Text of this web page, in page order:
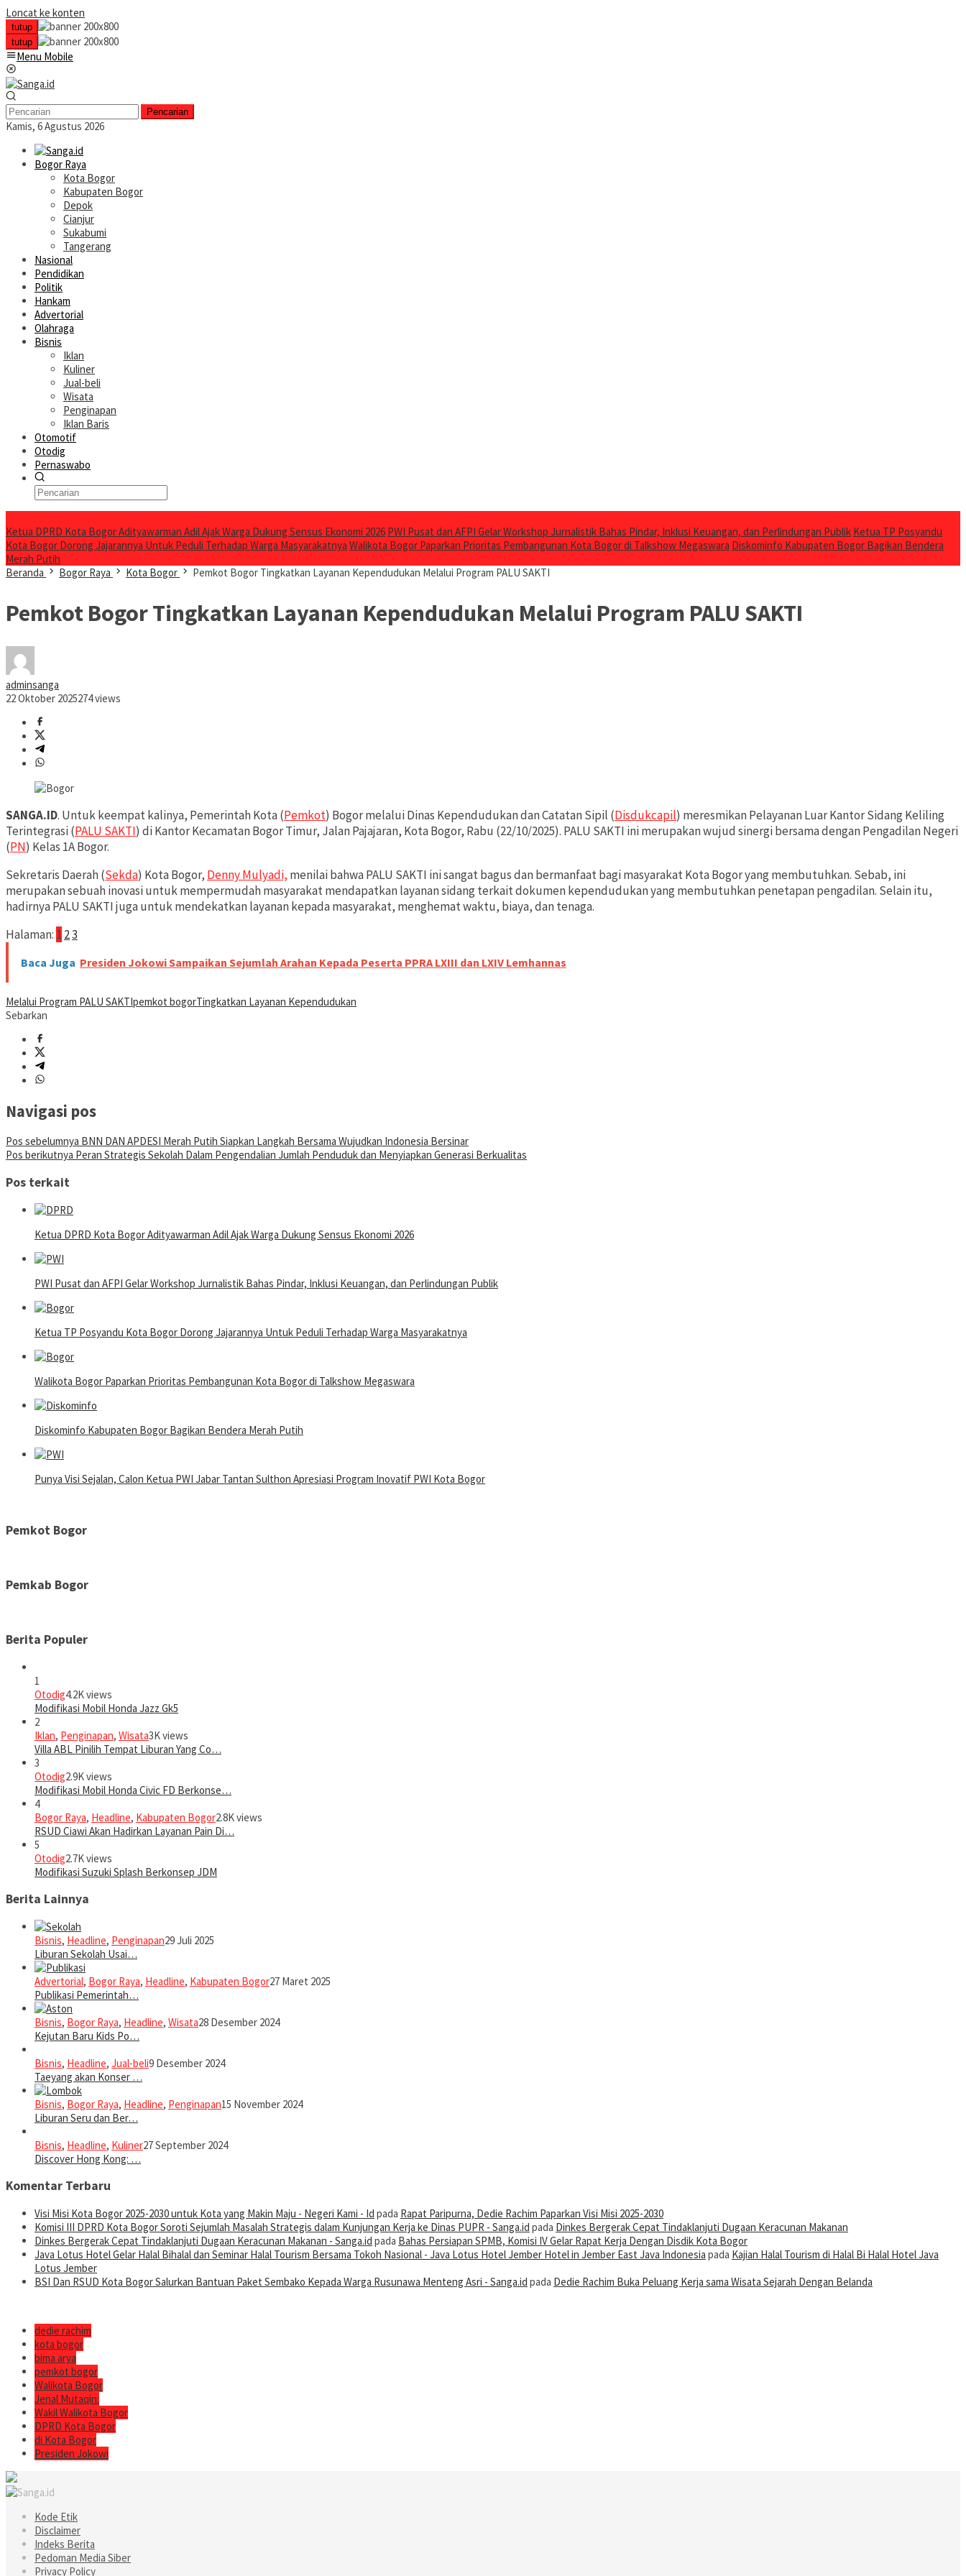
Loncat ke konten
tutup
tutup
Menu Mobile
Pencarian
Kamis, 6 Agustus 2026
Bogor Raya
Kota Bogor
Kabupaten Bogor
Depok
Cianjur
Sukabumi
Tangerang
Nasional
Pendidikan
Politik
Hankam
Advertorial
Olahraga
Bisnis
Iklan
Kuliner
Jual-beli
Wisata
Penginapan
Iklan Baris
Otomotif
Otodig
Pernaswabo
Ketua DPRD Kota Bogor Adityawarman Adil Ajak Warga Dukung Sensus Ekonomi 2026 PWI Pusat dan AFPI Gelar Workshop Jurnalistik Bahas Pindar, Inklusi Keuangan, dan Perlindungan Publik Ketua TP Posyandu
Kota Bogor Dorong Jajarannya Untuk Peduli Terhadap Warga Masyarakatnya Walikota Bogor Paparkan Prioritas Pembangunan Kota Bogor di Talkshow Megaswara Diskominfo Kabupaten Bogor Bagikan Bendera
Merah Putih
Beranda
Bogor Raya Kota Bogor Pemkot Bogor Tingkatkan Layanan Kependudukan Melalui Program PALU SAKTI
Pemkot Bogor Tingkatkan Layanan Kependudukan Melalui Program PALU SAKTI
adminsanga
22 Oktober 2025274 views
SANGA.ID. Untuk keempat kalinya, Pemerintah Kota (Pemkot) Bogor melalui Dinas Kependudukan dan Catatan Sipil (Disdukcapil) meresmikan Pelayanan Luar Kantor Sidang Keliling
Terintegrasi (PALU SAKTI) di Kantor Kecamatan Bogor Timur, Jalan Pajajaran, Kota Bogor, Rabu (22/10/2025). PALU SAKTI ini merupakan wujud sinergi bersama dengan Pengadilan Negeri
(PN) Kelas 1A Bogor.
Sekretaris Daerah (Sekda) Kota Bogor, Denny Mulyadi, menilai bahwa PALU SAKTI ini sangat bagus dan bermanfaat bagi masyarakat Kota Bogor yang membutuhkan. Sebab, ini
merupakan sebuah inovasi untuk mempermudah masyarakat mendapatkan layanan sidang terkait dokumen kependudukan yang membutuhkan penetapan pengadilan. Selain itu,
hadirnya PALU SAKTI juga untuk mendekatkan layanan kepada masyarakat, menghemat waktu, biaya, dan tenaga.
Halaman: 1 23
Baca Juga Presiden Jokowi Sampaikan Sejumlah Arahan Kepada Peserta PPRA LXIII dan LXIV Lemhannas
Melalui Program PALU SAKTIpemkot bogorTingkatkan Layanan Kependudukan
Sebarkan
Navigasi pos
Pos sebelumnya BNN DAN APDESI Merah Putih Siapkan Langkah Bersama Wujudkan Indonesia Bersinar
Pos berikutnya Peran Strategis Sekolah Dalam Pengendalian Jumlah Penduduk dan Menyiapkan Generasi Berkualitas
Pos terkait
Ketua DPRD Kota Bogor Adityawarman Adil Ajak Warga Dukung Sensus Ekonomi 2026
PWI Pusat dan AFPI Gelar Workshop Jurnalistik Bahas Pindar, Inklusi Keuangan, dan Perlindungan Publik
Ketua TP Posyandu Kota Bogor Dorong Jajarannya Untuk Peduli Terhadap Warga Masyarakatnya
Walikota Bogor Paparkan Prioritas Pembangunan Kota Bogor di Talkshow Megaswara
Diskominfo Kabupaten Bogor Bagikan Bendera Merah Putih
Punya Visi Sejalan, Calon Ketua PWI Jabar Tantan Sulthon Apresiasi Program Inovatif PWI Kota Bogor
Pemkot Bogor
Pemkab Bogor
Berita Populer
1
Otodig4.2K views
Modifikasi Mobil Honda Jazz Gk5
2
Iklan, Penginapan, Wisata3K views
Villa ABL Pinilih Tempat Liburan Yang Co…
3
Otodig2.9K views
Modifikasi Mobil Honda Civic FD Berkonse…
4
Bogor Raya, Headline, Kabupaten Bogor2.8K views
RSUD Ciawi Akan Hadirkan Layanan Pain Di…
5
Otodig2.7K views
Modifikasi Suzuki Splash Berkonsep JDM
Berita Lainnya
Bisnis, Headline, Penginapan29 Juli 2025
Liburan Sekolah Usai…
Advertorial, Bogor Raya, Headline, Kabupaten Bogor27 Maret 2025
Publikasi Pemerintah…
Bisnis, Bogor Raya, Headline, Wisata28 Desember 2024
Kejutan Baru Kids Po…
Bisnis, Headline, Jual-beli9 Desember 2024
Taeyang akan Konser …
Bisnis, Bogor Raya, Headline, Penginapan15 November 2024
Liburan Seru dan Ber…
Bisnis, Headline, Kuliner27 September 2024
Discover Hong Kong: …
Komentar Terbaru
Visi Misi Kota Bogor 2025-2030 untuk Kota yang Makin Maju - Negeri Kami - Id pada Rapat Paripurna, Dedie Rachim Paparkan Visi Misi 2025-2030
Komisi III DPRD Kota Bogor Soroti Sejumlah Masalah Strategis dalam Kunjungan Kerja ke Dinas PUPR - Sanga.id pada Dinkes Bergerak Cepat Tindaklanjuti Dugaan Keracunan Makanan
Dinkes Bergerak Cepat Tindaklanjuti Dugaan Keracunan Makanan - Sanga.id pada Bahas Persiapan SPMB, Komisi IV Gelar Rapat Kerja Dengan Disdik Kota Bogor
Java Lotus Hotel Gelar Halal Bihalal dan Seminar Halal Tourism Bersama Tokoh Nasional - Java Lotus Hotel Jember Hotel in Jember East Java Indonesia pada Kajian Halal Tourism di Halal Bi Halal Hotel Java
Lotus Jember
BSI Dan RSUD Kota Bogor Salurkan Bantuan Paket Sembako Kepada Warga Rusunawa Menteng Asri - Sanga.id pada Dedie Rachim Buka Peluang Kerja sama Wisata Sejarah Dengan Belanda
dedie rachim
kota bogor
bima arya
pemkot bogor
Walikota Bogor
Jenal Mutaqin:
Wakil Walikota Bogor
DPRD Kota Bogor
di Kota Bogor
Presiden Jokowi
Kode Etik
Disclaimer
Indeks Berita
Pedoman Media Siber
Privacy Policy